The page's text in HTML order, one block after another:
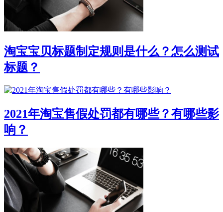
淘宝宝贝标题制定规则是什么？怎么测试
标题？
2021年淘宝售假处罚都有哪些？有哪些影
响？